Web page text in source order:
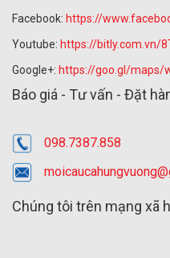
Facebook: https://
Youtube: https://bitly.com.vn/
Google+: https://goo.gl/maps/
Báo giá - Tư vấn - Đặt
098.7387.858
Chúng tôi trên mạng xã